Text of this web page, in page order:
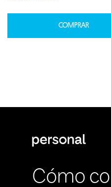
COMPRAR
Cómo